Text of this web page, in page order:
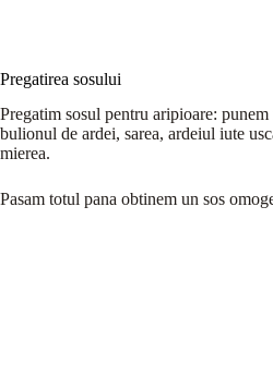
Pregatirea sosului
Pregatim sosul pentru aripioare:
bulionul de ardei, sarea, ardeiul iute
mierea.
Pasam totul pana obtinem un sos